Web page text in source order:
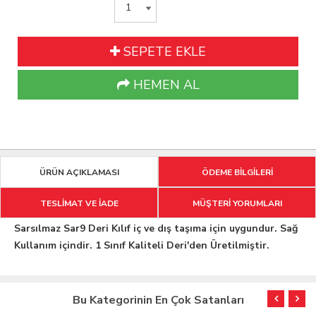
SEPETE EKLE
HEMEN AL
ÜRÜN AÇIKLAMASI ÖDEME BİLGİLERİ
TESLİMAT VE İADE MÜŞTERİ YORUMLARI
Sarsılmaz Sar9 Deri Kılıf iç ve dış taşıma için uygundur. Sağ
Kullanım içindir. 1 Sınıf Kaliteli Deri'den Üretilmiştir.
Bu Kategorinin En Çok Satanları